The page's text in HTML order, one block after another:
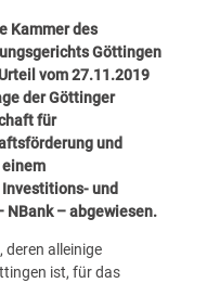
Kammer des
Göttingen
vom 27.11.2019
der Göttinger
für
und
einem
und
NBank – abgewiesen.
deren alleinige
ist, für das